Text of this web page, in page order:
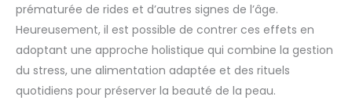
prématurée de rides et d’autres signes de l’âge.
Heureusement, il est possible de contrer ces effets en
adoptant une approche holistique qui combine la gestion
du stress, une alimentation adaptée et des rituels
quotidiens pour préserver la beauté de la peau.